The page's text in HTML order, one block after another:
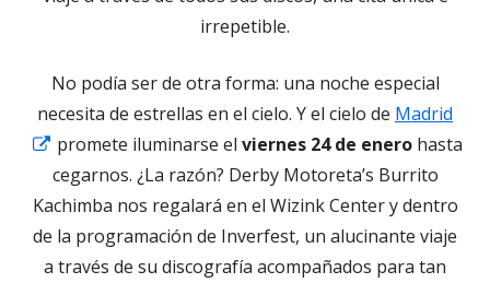
irrepetible.
No podía ser de otra forma: una noche especial
necesita de estrellas en el cielo. Y el cielo de Madrid
Abrir
en
una
ventana
nueva
promete iluminarse el viernes 24 de enerohasta
cegarnos. ¿La razón? Derby Motoreta’s Burrito
Kachimba nos regalará en el Wizink Center y dentro
de la programación de Inverfest, un alucinante viaje
a través de su discografía acompañados para tan